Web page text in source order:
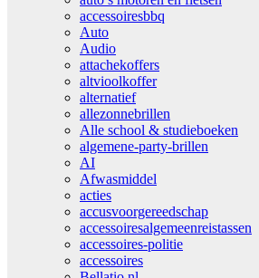
accessoiresbbq
Auto
Audio
attachekoffers
altvioolkoffer
alternatief
allezonnebrillen
Alle school & studieboeken
algemene-party-brillen
AI
Afwasmiddel
acties
accusvoorgereedschap
accessoiresalgemeenreistassen
accessoires-politie
accessoires